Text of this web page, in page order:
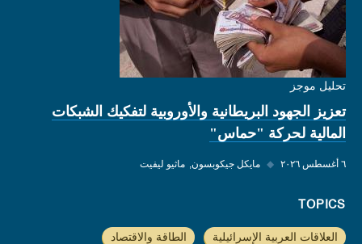
تحليل موجز
تعزيز الجهود البريطانية والأوروبية لتفكيك الشبكات
المالية لحركة "حماس"
٦ أغسطس ٢٠٢٦ ◆ مايكل جيكوبسون ماثيو ليفيت
TOPICS
العلاقات العربية الإسرائيلية الطاقة والاقتصاد